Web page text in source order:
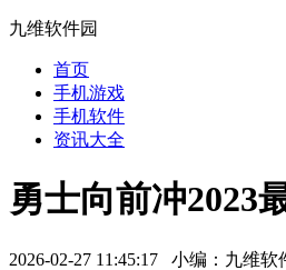
九维软件园
首页
手机游戏
手机软件
资讯大全
勇士向前冲2023
2026-02-27 11:45:17 小编：九维软